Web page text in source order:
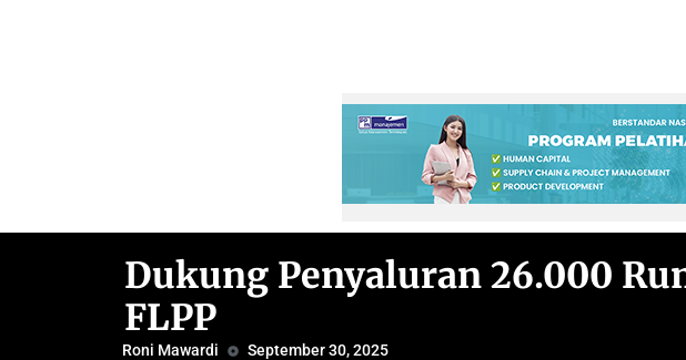
Dukung Penyaluran 26.000
FLPP
Roni Mawardi September 30, 2025